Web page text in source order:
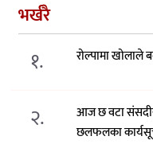
भर्खरै
१. रोल्पामा खोलाले
२.
आज छ वटा
छलफलका